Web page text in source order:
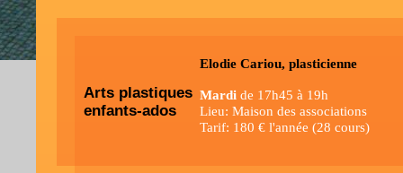
Elodie Cariou, plasticienne
Mardi de 17h45 à 19h
Lieu: Maison des associations
Tarif: 180 € l'année (28 cours)
Arts plastiques
enfants-ados